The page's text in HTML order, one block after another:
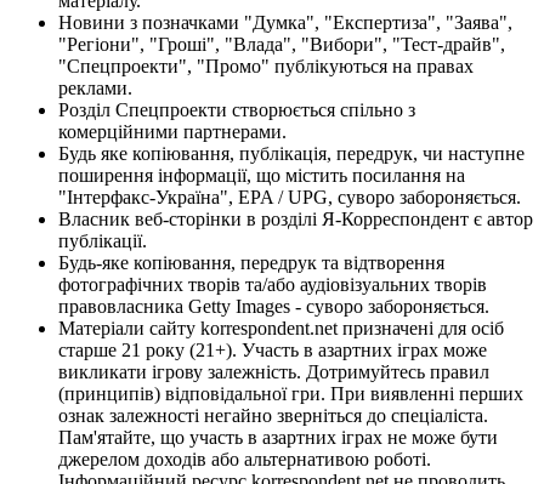
Новини з позначками "Думка", "Експертиза", "Заява",
"Регіони", "Гроші", "Влада", "Вибори", "Тест-драйв",
"Спецпроекти", "Промо" публікуються на правах
реклами.
Розділ Спецпроекти створюється спільно з
комерційними партнерами.
Будь яке копіювання, публікація, передрук, чи наступне
поширення інформації, що містить посилання на
"Інтерфакс-Україна", EPA / UPG, суворо забороняється.
Власник веб-сторінки в розділі Я-Корреспондент є автор
публікації.
Будь-яке копіювання, передрук та відтворення
фотографічних творів та/або аудіовізуальних творів
правовласника Getty Images - суворо забороняється.
Матеріали сайту korrespondent.net призначені для осіб
старше 21 року (21+). Участь в азартних іграх може
викликати ігрову залежність. Дотримуйтесь правил
(принципів) відповідальної гри. При виявленні перших
ознак залежності негайно зверніться до спеціаліста.
Пам'ятайте, що участь в азартних іграх не може бути
джерелом доходів або альтернативою роботі.